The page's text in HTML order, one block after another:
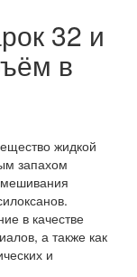
32 и
в
жидкой
запахом
в качестве
а также как
и